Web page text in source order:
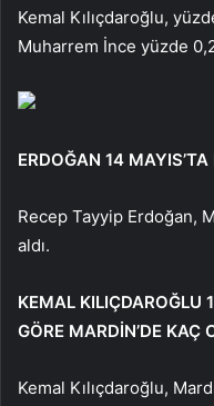
Kemal Kılıçdaroğlu,
Muharrem İnce yüzde
ERDOĞAN 14
Recep Tayyip Erdoğan,
aldı.
KEMAL KILIÇDAROĞLU
GÖRE MARDİN’DE KAÇ
Kemal Kılıçdaroğlu,